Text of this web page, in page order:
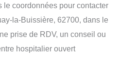
le coordonnées pour contacter
la-Buissière, 62700, dans le
prise de RDV, un conseil ou
hospitalier ouvert